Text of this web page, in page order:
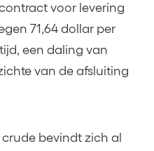
voor levering
71,64 dollar per
een daling van
van de afsluiting
bevindt zich al